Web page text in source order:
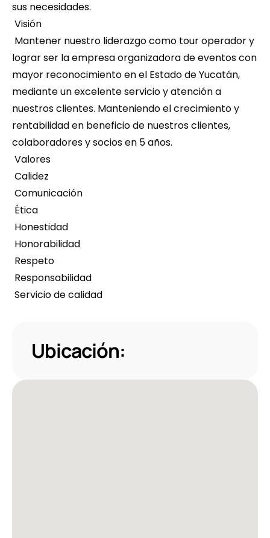
sus necesidades.
Visión
lograr ser la empresa organizadora de eventos con
mayor reconocimiento en el Estado de Yucatán,
mediante un excelente servicio y atención a
nuestros clientes. Manteniendo el crecimiento y
rentabilidad en beneficio de nuestros clientes,
colaboradores y socios en 5 años.
Valores
Calidez
Comunicación
Ética
Honestidad
Honorabilidad
Respeto
Responsabilidad
Servicio de calidad
Ubicación: